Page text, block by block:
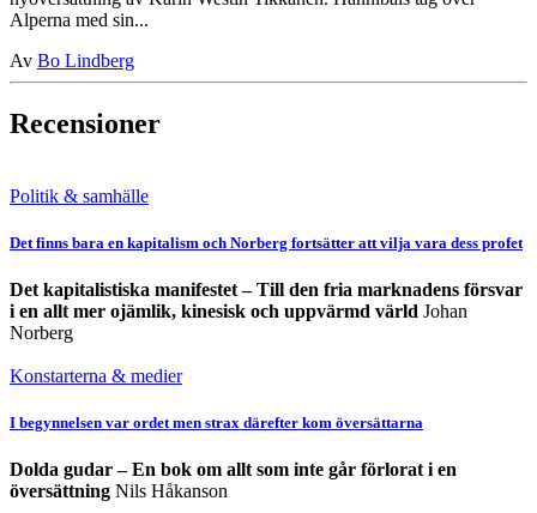
Alperna med sin...
Av Bo Lindberg
Recensioner
Politik & samhälle
Det finns bara en kapitalism och Norberg fortsätter att vilja vara dess profet
Det kapitalistiska manifestet – Till den fria marknadens försvar
i en allt mer ojämlik, kinesisk och uppvärmd värld Johan
Norberg
Konstarterna & medier
I begynnelsen var ordet men strax därefter kom översättarna
Dolda gudar – En bok om allt som inte går förlorat i en
översättning Nils Håkanson